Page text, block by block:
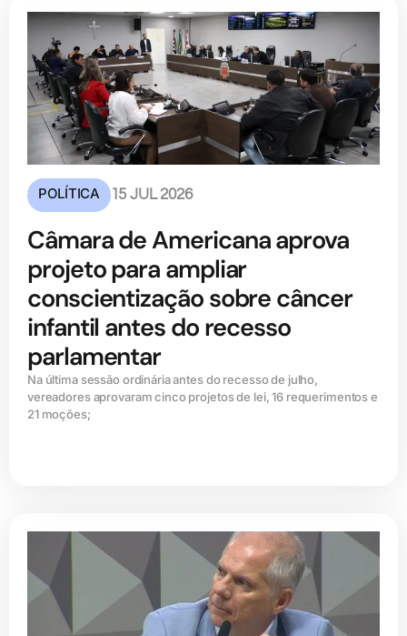
POLÍTICA 15 JUL 2026
Câmara de Americana aprova
projeto para ampliar
conscientização sobre câncer
infantil antes do recesso
parlamentar
Na última sessão ordinária antes do recesso de julho,
vereadores aprovaram cinco projetos de lei, 16 requerimentos e
21 moções;